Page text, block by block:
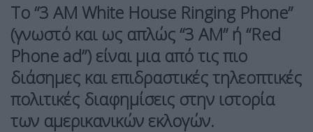
Το “3 AM White House Ringing Phone”
(γνωστό και ως απλώς “3 AM” ή “Red
Phone ad”) είναι μια από τις πιο
διάσημες και επιδραστικές τηλεοπτικές
πολιτικές διαφημίσεις στην ιστορία
των αμερικανικών εκλογών.